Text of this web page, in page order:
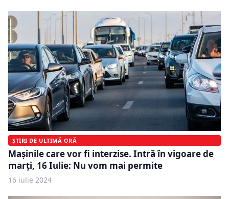
ȘTIRI DE ULTIMĂ ORĂ
Mașinile care vor fi interzise. Intră în vigoare de
marți, 16 Iulie: Nu vom mai permite
16 iulie 2024